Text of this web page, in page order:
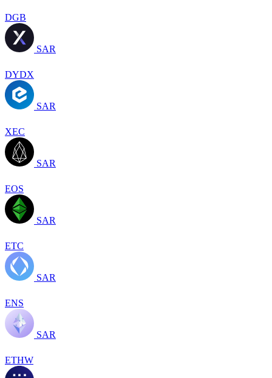
DGB
SAR
DYDX
SAR
XEC
SAR
EOS
SAR
ETC
SAR
ENS
SAR
ETHW